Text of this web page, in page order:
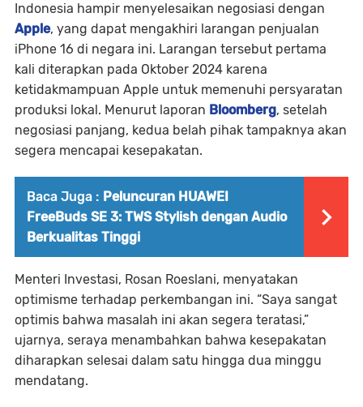
Indonesia hampir menyelesaikan negosiasi dengan
Apple, yang dapat mengakhiri larangan penjualan
iPhone 16 di negara ini. Larangan tersebut pertama
kali diterapkan pada Oktober 2024 karena
ketidakmampuan Apple untuk memenuhi persyaratan
produksi lokal. Menurut laporan Bloomberg, setelah
negosiasi panjang, kedua belah pihak tampaknya akan
segera mencapai kesepakatan.
Baca Juga : Peluncuran HUAWEI
FreeBuds SE 3: TWS Stylish dengan Audio
Berkualitas Tinggi
Menteri Investasi, Rosan Roeslani, menyatakan
optimisme terhadap perkembangan ini. “Saya sangat
optimis bahwa masalah ini akan segera teratasi,”
ujarnya, seraya menambahkan bahwa kesepakatan
diharapkan selesai dalam satu hingga dua minggu
mendatang.